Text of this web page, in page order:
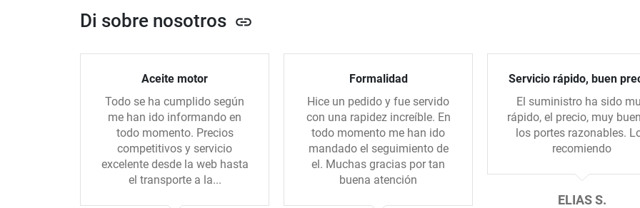
Di sobre nosotros link
Aceite motor
Todo se ha cumplido según
me han ido informando en
todo momento. Precios
competitivos y servicio
excelente desde la web hasta
el transporte a la...
Formalidad
Hice un pedido y fue servido
con una rapidez increíble. En
todo momento me han ido
mandado el seguimiento de
el. Muchas gracias por tan
buena atención
Servicio rápido, buen
El suministro ha sido
rápido, el precio, muy
los portes razonables.
recomiendo
ELIAS S.